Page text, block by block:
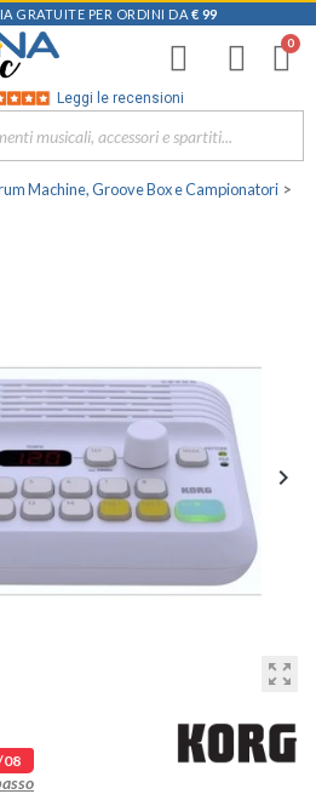
GRATUITE PER ORDINI DA € 99
Leggi le recensioni
Machine, Groove Box e Campionatori
zoom_out_map

08